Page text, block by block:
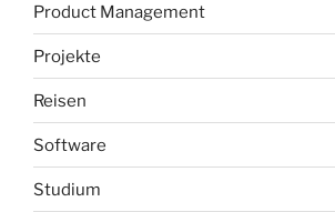
Product Management
Projekte
Reisen
Software
Studium